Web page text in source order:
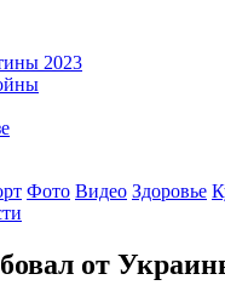
2023
Фото Видео Здоровье
от